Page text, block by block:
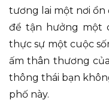
tương lai một nơi ổn
để tận hưởng một
thực sự một cuộc
ấm thân thương
thông thái bạn
phố này.